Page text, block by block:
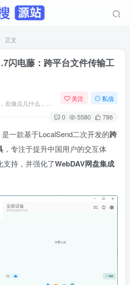
正文
闪电藤：跨平台文件传输工
关注 私信
0 5580 786
一款基于LocalSend二次开发的跨
，专注于提升中国用户的交互体
持，并强化了WebDAV网盘集成